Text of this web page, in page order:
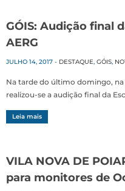
GÓIS: Audição final
AERG
JULHO 14, 2017 - DESTAQUE, GÓIS,
Na tarde do último domingo, na
realizou-se a audição final da
Leia mais
VILA NOVA DE
para monitores de